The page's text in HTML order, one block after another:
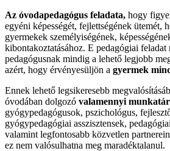
Az óvodapedagógus feladata, hogy
egyéni képességét, fejlettségének ütemét,
gyermekek személyiségének,
kibontakoztatásához. E pedagógiai feladat
pedagógusnak mindig a lehető legjobb
azért, hogy érvényesüljön a gyermek
Ennek lehető legsikeresebb
óvodában dolgozó valamennyi
gyógypedagógusok, pszichológus,
gyógypedagógiai asszisztensek,
valamint legfontosabb közvetlen
ez nem valósulhatna meg maradéktalanul.